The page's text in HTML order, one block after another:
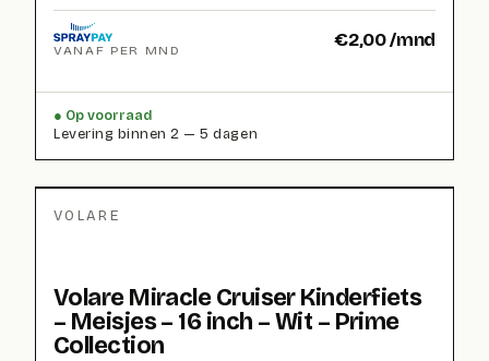
VANAF PER MND €2,00/mnd
Op voorraad
Levering binnen 2 — 5 dagen
VOLARE
Volare Miracle Cruiser Kinderfiets
– Meisjes – 16 inch – Wit – Prime
Collection